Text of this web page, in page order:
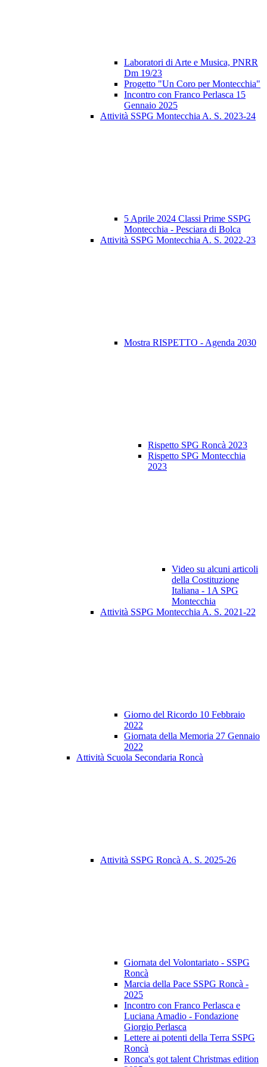
Laboratori di Arte e Musica, PNRR
Dm 19/23
Progetto "Un Coro per Montecchia"
Incontro con Franco Perlasca 15
Gennaio 2025
Attività SSPG Montecchia A. S. 2023-24
5 Aprile 2024 Classi Prime SSPG
Montecchia - Pesciara di Bolca
Attività SSPG Montecchia A. S. 2022-23
Mostra RISPETTO - Agenda 2030
Rispetto SPG Roncà 2023
Rispetto SPG Montecchia
2023
Video su alcuni articoli
della Costituzione
Italiana - 1A SPG
Montecchia
Attività SSPG Montecchia A. S. 2021-22
Giorno del Ricordo 10 Febbraio
2022
Giornata della Memoria 27 Gennaio
2022
Attività Scuola Secondaria Roncà
Attività SSPG Roncà A. S. 2025-26
Giornata del Volontariato - SSPG
Roncà
Marcia della Pace SSPG Roncà -
2025
Incontro con Franco Perlasca e
Luciana Amadio - Fondazione
Giorgio Perlasca
Lettere ai potenti della Terra SSPG
Roncà
Ronca's got talent Christmas edition